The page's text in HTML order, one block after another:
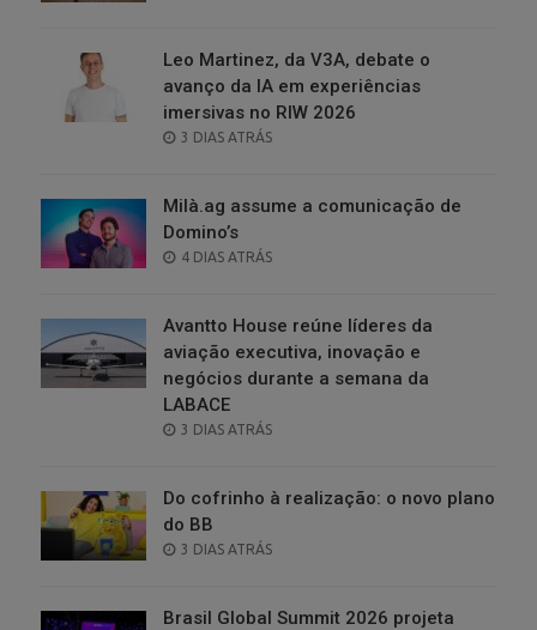
Leo Martinez, da V3A, debate o
avanço da IA em experiências
imersivas no RIW 2026
POSTED
3 DIAS ATRÁS
Milà.ag assume a comunicação de
Domino’s
POSTED
4 DIAS ATRÁS
Avantto House reúne líderes da
aviação executiva, inovação e
negócios durante a semana da
LABACE
POSTED
3 DIAS ATRÁS
Do cofrinho à realização: o novo plano
do BB
POSTED
3 DIAS ATRÁS
Brasil Global Summit 2026 projeta